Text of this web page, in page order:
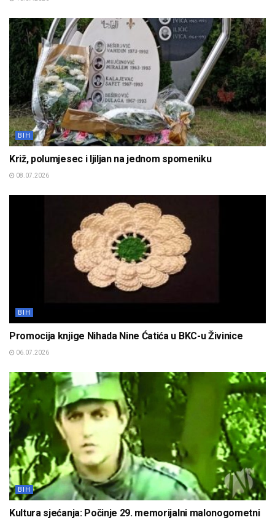
BIH
Križ, polumjesec i ljiljan na jednom spomeniku
08.07.2026
BIH
Promocija knjige Nihada Nine Ćatića u BKC-u Živinice
06.07.2026
BIH
Kultura sjećanja: Počinje 29. memorijalni malonogometni